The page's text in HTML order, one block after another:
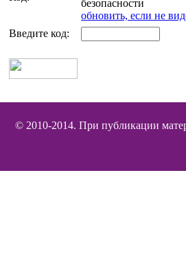
обновить, если не
Введите код:
© 2010-2014. При публикации